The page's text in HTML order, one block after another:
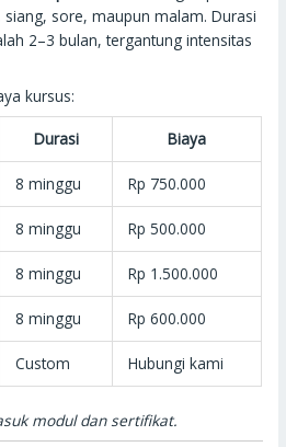
sore, maupun malam. Durasi
2–3 bulan, tergantung intensitas
kursus:
Durasi Biaya
8 minggu Rp 750.000
8 minggu Rp 500.000
8 minggu Rp 1.500.000
8 minggu Rp 600.000
Custom Hubungi kami
modul dan sertifikat.